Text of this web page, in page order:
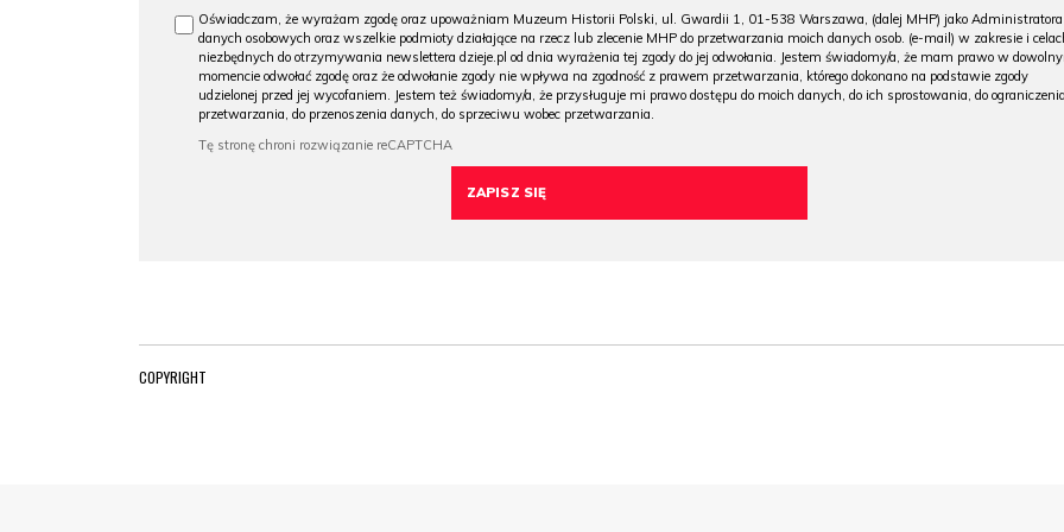
Oświadczam, że wyrażam zgodę oraz upoważniam Muzeum Historii Polski, ul. Gwardii 1, 01-538 Warszawa, (dalej MHP) jako Administratora
danych osobowych oraz wszelkie podmioty działające na rzecz lub zlecenie MHP do przetwarzania moich danych osob. (e-mail) w zakresie i
niezbędnych do otrzymywania newslettera dzieje.pl od dnia wyrażenia tej zgody do jej odwołania. Jestem świadomy/a, że mam prawo w
momencie odwołać zgodę oraz że odwołanie zgody nie wpływa na zgodność z prawem przetwarzania, którego dokonano na podstawie zgody
udzielonej przed jej wycofaniem. Jestem też świadomy/a, że przysługuje mi prawo dostępu do moich danych, do ich sprostowania, do ograniczenia
przetwarzania, do przenoszenia danych, do sprzeciwu wobec przetwarzania.
COPYRIGHT